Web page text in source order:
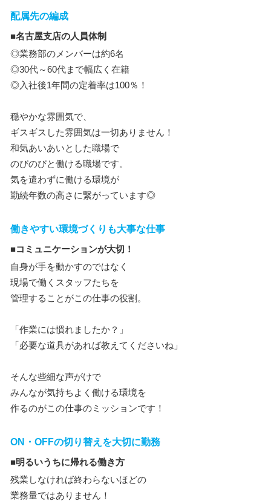
配属先の編成
■名古屋支店の人員体制
◎業務部のメンバーは約6名
◎30代～60代まで幅広く在籍
◎入社後1年間の定着率は100％！
穏やかな雰囲気で、
ギスギスした雰囲気は一切ありません！
和気あいあいとした職場で
のびのびと働ける職場です。
気を遣わずに働ける環境が
勤続年数の高さに繋がっています◎
働きやすい環境づくりも大事な仕事
■コミュニケーションが大切！
自身が手を動かすのではなく
現場で働くスタッフたちを
管理することがこの仕事の役割。
「作業には慣れましたか？」
「必要な道具があれば教えてくださいね」
そんな些細な声がけで
みんなが気持ちよく働ける環境を
作るのがこの仕事のミッションです！
ON・OFFの切り替えを大切に勤務
■明るいうちに帰れる働き方
残業しなければ終わらないほどの
業務量ではありません！